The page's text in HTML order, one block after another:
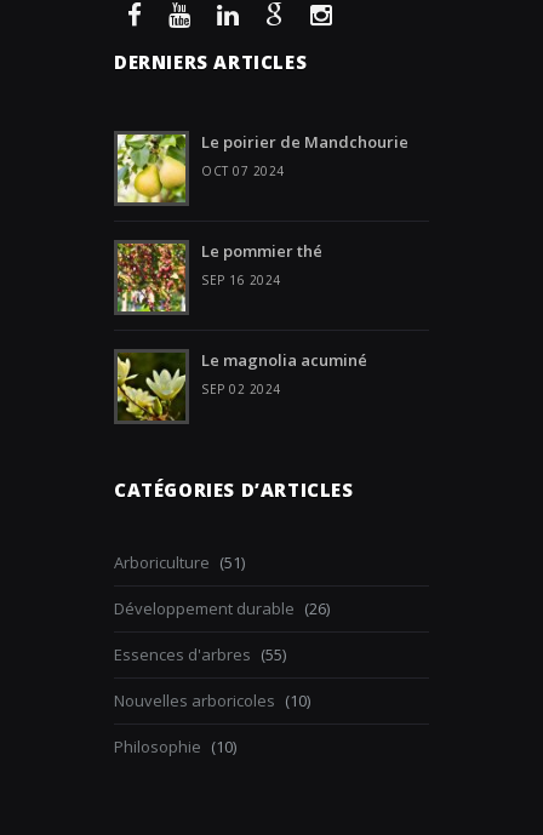
DERNIERS ARTICLES
Le poirier de Mandchourie
OCT 07 2024
Le pommier thé
SEP 16 2024
Le magnolia acuminé
SEP 02 2024
CATÉGORIES D’ARTICLES
Arboriculture (51)
Développement durable (26)
Essences d'arbres (55)
Nouvelles arboricoles (10)
Philosophie (10)